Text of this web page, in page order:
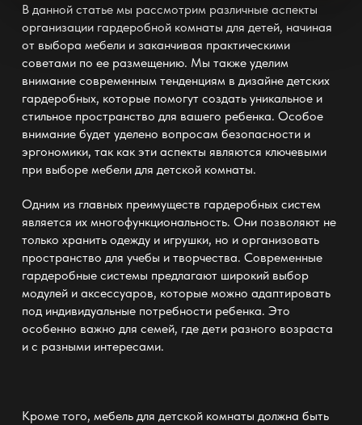
В данной статье мы рассмотрим различные аспекты
организации гардеробной комнаты для детей, начиная
от выбора мебели и заканчивая практическими
советами по ее размещению. Мы также уделим
внимание современным тенденциям в дизайне детских
гардеробных, которые помогут создать уникальное и
стильное пространство для вашего ребенка. Особое
внимание будет уделено вопросам безопасности и
эргономики, так как эти аспекты являются ключевыми
при выборе мебели для детской комнаты.
Одним из главных преимуществ гардеробных систем
является их многофункциональность. Они позволяют не
только хранить одежду и игрушки, но и организовать
пространство для учебы и творчества. Современные
гардеробные системы предлагают широкий выбор
модулей и аксессуаров, которые можно адаптировать
под индивидуальные потребности ребенка. Это
особенно важно для семей, где дети разного возраста
и с разными интересами.
Кроме того, мебель для детской комнаты должна быть